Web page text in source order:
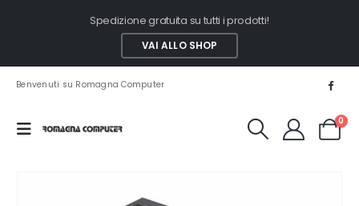
Spedizione gratuita su tutti i prodotti!
VAI ALLO SHOP
Benvenuti su Romagna Computer
0